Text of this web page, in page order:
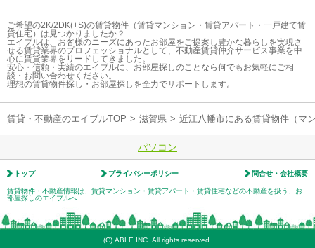
ご希望の2K/2DK(+S)の賃貸物件（賃貸マンション・賃貸アパート・一戸建て賃
貸住宅）は見つかりましたか？
エイブルは、お客様のニーズにあったお部屋をご提案し豊かな暮らしを実現さ
せる賃貸業界のプロフェッショナルとして、不動産賃貸仲介サービス事業を中
心に賃貸業界をリードしてきました。
安心・信頼・実績のエイブルに、お部屋探しのことなら何でもお気軽にご相
談・お問い合わせください。
理想の賃貸物件探し・お部屋探しを全力でサポートします。
賃貸・不動産のエイブルTOP > 滋賀県 > 近江八幡市にある賃貸物件（マ
パソコン
トップ プライバシーポリシー 問合せ・会社概要
賃貸物件・不動産情報は、賃貸マンション・賃貸アパート・賃貸住宅などの不動産を扱う、お
部屋探しのエイブルへ
(C) ABLE INC. All rights reserved.